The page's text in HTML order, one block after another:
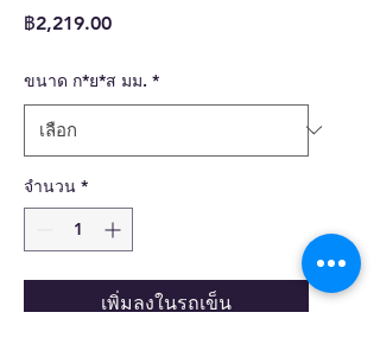
฿2,219.00ราคา
ขนาด ก*ย*ส มม. *
จำนวน *
เพิ่มลงในรถเข็น